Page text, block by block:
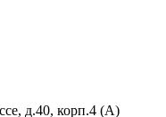
д.40, корп.4 (А)